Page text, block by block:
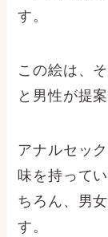
す。
この絵は、
と男性が提
アナルセッ
味を持って
ちろん、男
す。